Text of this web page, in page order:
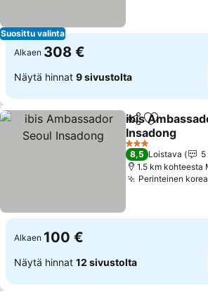
Suosittu valinta
Alkaen 308 €
Näytä hinnat 9 sivustolta
Jaa Lisää
ibis
Insadong
Katso hinnat
3 Tähtiluokitus
8,5 Loistava
5
1.5 km kohteesta
Perinteinen
Alkaen 100 €
Näytä hinnat 12 sivustolta